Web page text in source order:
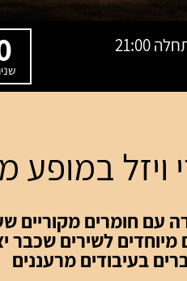
במופע
עם חומרים מקוריים
מיוחדים לשירים שכבר
בעיבודים מרעננים